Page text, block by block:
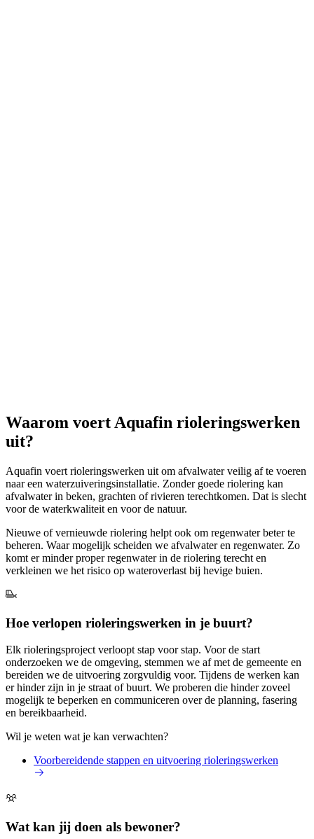
Waarom voert Aquafin rioleringswerken
uit?
Aquafin voert rioleringswerken uit om afvalwater veilig af te voeren
naar een waterzuiveringsinstallatie. Zonder goede riolering kan
afvalwater in beken, grachten of rivieren terechtkomen. Dat is slecht
voor de waterkwaliteit en voor de natuur.
Nieuwe of vernieuwde riolering helpt ook om regenwater beter te
beheren. Waar mogelijk scheiden we afvalwater en regenwater. Zo
komt er minder proper regenwater in de riolering terecht en
verkleinen we het risico op wateroverlast bij hevige buien.
Hoe verlopen rioleringswerken in je buurt?
Elk rioleringsproject verloopt stap voor stap. Voor de start
onderzoeken we de omgeving, stemmen we af met de gemeente en
bereiden we de uitvoering zorgvuldig voor. Tijdens de werken kan
er hinder zijn in je straat of buurt. We proberen die hinder zoveel
mogelijk te beperken en communiceren over de planning, fasering
en bereikbaarheid.
Wil je weten wat je kan verwachten?
Voorbereidende stappen en uitvoering rioleringswerken
Wat kan jij doen als bewoner?